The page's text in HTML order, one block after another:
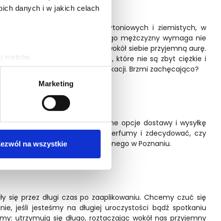
danych i w jakich celach
metrów
(fingerprinting, czyli
preferencje wsekcji
chwili.
i analizować
społecznościowym,
Marketing
na wszystkie
zapachów skórzastych, tytoniowych i ziemistych, w
prezencję. Kreacja eleganckiego mężczyzny wymaga nie
komfortowo i roztaczać wokół siebie przyjemną aurę.
Dobre perfumy męskie to te, które nie są zbyt ciężkie i
przed długi czas po ich aplikacji. Brzmi zachęcająco?
Nasz sklep oferuje wygodne opcje dostawy i wysyłkę
chciałbyś powąchać nasze perfumy i zdecydować, czy
do naszego sklepu stacjonarnego w Poznaniu.
się przez długi czas po zaaplikowaniu. Chcemy czuć się
jeśli jesteśmy na długiej uroczystości bądź spotkaniu
utrzymują się długo, roztaczając wokół nas przyjemny